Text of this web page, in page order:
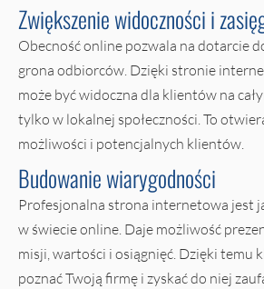
Zwiększenie widoczności i
Obecność online pozwala na dotarcie
grona odbiorców. Dzięki stronie
może być widoczna dla klientów na
tylko w lokalnej społeczności. To
możliwości i potencjalnych klientów.
Budowanie wiarygodności
Profesjonalna strona internetowa jest
w świecie online. Daje możliwość
misji, wartości i osiągnięć. Dzięki temu
poznać Twoją firmę i zyskać do niej